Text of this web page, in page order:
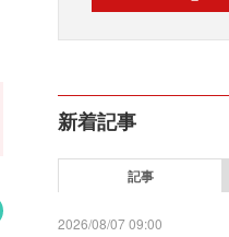
新着記事
記事
2026/08/07 09:00